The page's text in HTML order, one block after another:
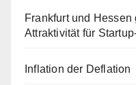
Frankfurt und
Attraktivität für
Inflation der Deflation